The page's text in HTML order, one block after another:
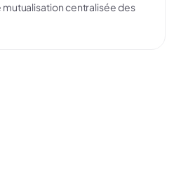
centralisée des